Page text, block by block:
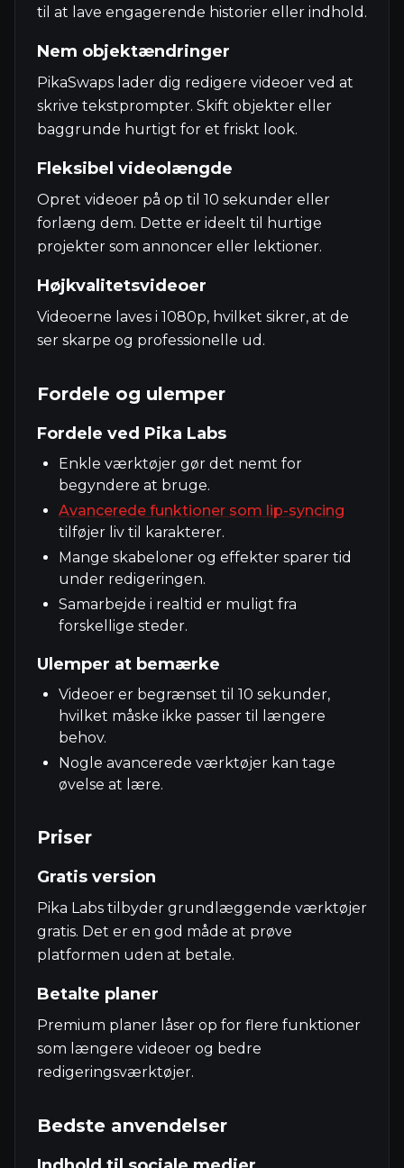
til at lave engagerende historier eller indhold.
Nem objektændringer
PikaSwaps lader dig redigere videoer ved at
skrive tekstprompter. Skift objekter eller
baggrunde hurtigt for et friskt look.
Fleksibel videolængde
Opret videoer på op til 10 sekunder eller
forlæng dem. Dette er ideelt til hurtige
projekter som annoncer eller lektioner.
Højkvalitetsvideoer
Videoerne laves i 1080p, hvilket sikrer, at de
ser skarpe og professionelle ud.
Fordele og ulemper
Fordele ved Pika Labs
Enkle værktøjer gør det nemt for
begyndere at bruge.
Avancerede funktioner som lip-syncing
tilføjer liv til karakterer.
Mange skabeloner og effekter sparer tid
under redigeringen.
Samarbejde i realtid er muligt fra
forskellige steder.
Ulemper at bemærke
Videoer er begrænset til 10 sekunder,
hvilket måske ikke passer til længere
behov.
Nogle avancerede værktøjer kan tage
øvelse at lære.
Priser
Gratis version
Pika Labs tilbyder grundlæggende værktøjer
gratis. Det er en god måde at prøve
platformen uden at betale.
Betalte planer
Premium planer låser op for flere funktioner
som længere videoer og bedre
redigeringsværktøjer.
Bedste anvendelser